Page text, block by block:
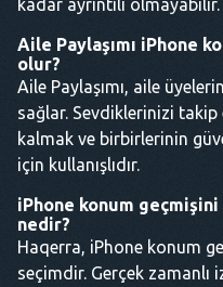
kadar ayrıntılı olmayabilir.
Aile Paylaşımı iPhone
olur?
Aile Paylaşımı, aile
sağlar. Sevdiklerinizi takip
kalmak ve birbirlerinin
için kullanışlıdır.
iPhone konum
nedir?
Haqerra, iPhone konum
seçimdir. Gerçek zamanlı